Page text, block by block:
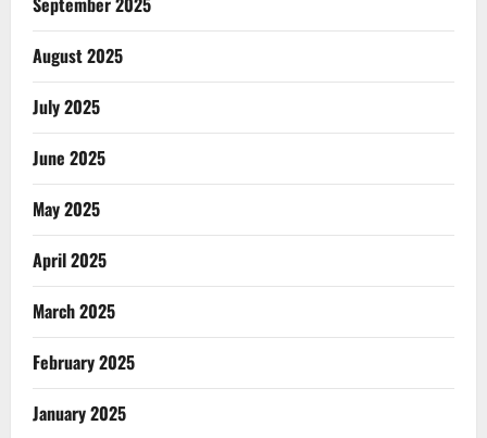
August 2025
July 2025
June 2025
May 2025
April 2025
March 2025
February 2025
January 2025